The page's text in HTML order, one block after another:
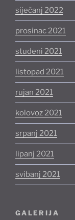
siječanj 2022
prosinac 2021
studeni 2021
listopad 2021
rujan 2021
kolovoz 2021
srpanj 2021
lipanj 2021
svibanj 2021
GALERIJA